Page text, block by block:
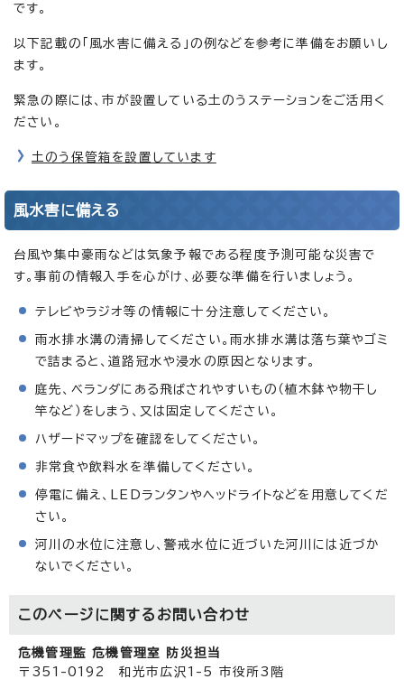
です。
以下記載の「風水害に備える」の例などを参考に準備をお願いし
ます。
緊急の際には、市が設置している土のうステーションをご活用く
ださい。
土のう保管箱を設置しています
風水害に備える
台風や集中豪雨などは気象予報である程度予測可能な災害で
す。事前の情報入手を心がけ、必要な準備を行いましょう。
テレビやラジオ等の情報に十分注意してください。
雨水排水溝の清掃してください。雨水排水溝は落ち葉やゴミ
で詰まると、道路冠水や浸水の原因となります。
庭先、ベランダにある飛ばされやすいもの（植木鉢や物干し
竿など）をしまう、又は固定してください。
ハザードマップを確認をしてください。
非常食や飲料水を準備してください。
停電に備え、LEDランタンやヘッドライトなどを用意してくだ
さい。
河川の水位に注意し、警戒水位に近づいた河川には近づか
ないでください。
このページに関する お問い合わせ
危機管理監 危機管理室 防災担当
〒351-0192 和光市広沢1-5 市役所3階